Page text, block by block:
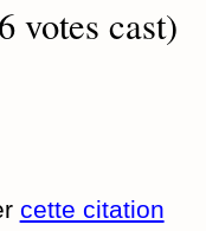
votes cast)
cette citation